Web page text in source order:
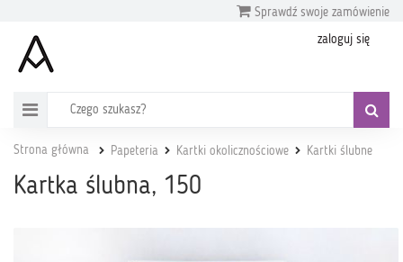
Sprawdź swoje zamówienie
zaloguj się
Strona główna Papeteria Kartki okolicznościowe Kartki ślubne
Kartka ślubna, 150